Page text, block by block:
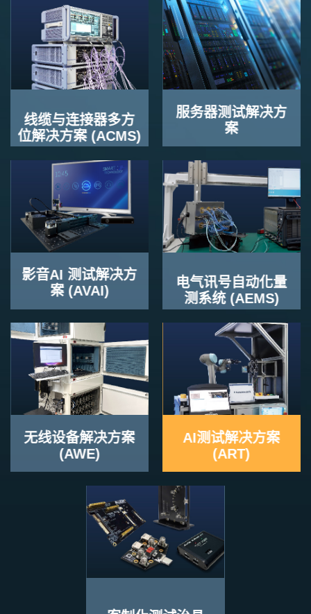
线缆与连接器多方
位解决方案 (ACMS)
服务器测试解决方
案
影音AI 测试解决方
案 (AVAI)
电气讯号自动化量
测系统 (AEMS)
无线设备解决方案
(AWE)
AI测试解决方案
(ART)